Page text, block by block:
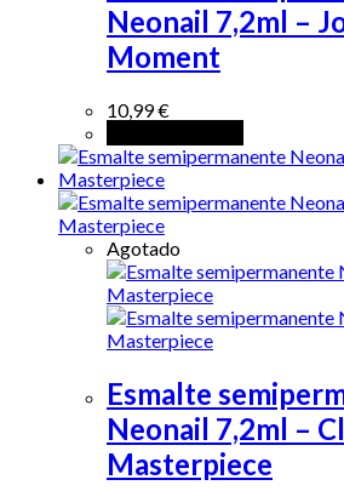
Neonail 7,2ml –
Moment
10,99€
Agotado
Esmalte
Neonail 7,2ml –
Masterpiece